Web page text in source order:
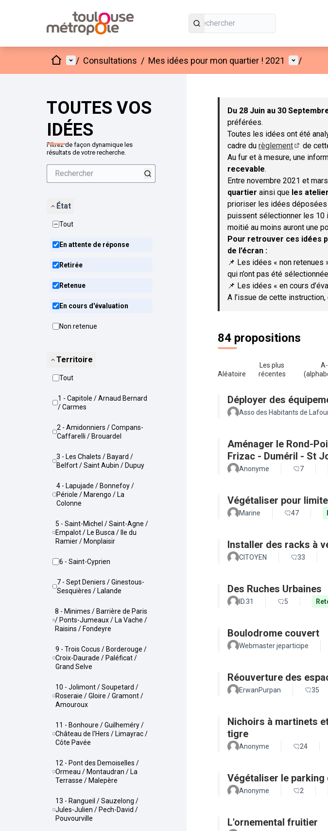
AccueilMenu principal
/ Consultations / Mes idées pour mon quartier ! 2021 Menu
/
TOUTES VOS
IDÉES
Filtrez de façon dynamique les
résultats de votre recherche.
État
Tout
En attente de réponse
Retirée
Retenue
En cours d'évaluation
Non retenue
Territoire
Tout
1 - Capitole / Arnaud Bernard
/ Carmes
2 - Amidonniers / Compans-
Caffarelli / Brouardel
3 - Les Chalets / Bayard /
Belfort / Saint Aubin / Dupuy
4 - Lapujade / Bonnefoy /
Périole / Marengo / La
Colonne
5 - Saint-Michel / Saint-Agne /
Empalot / Le Busca / Ile du
Ramier / Monplaisir
6 - Saint-Cyprien
7 - Sept Deniers / Ginestous-
Sesquières / Lalande
8 - Minimes / Barrière de Paris
/ Ponts-Jumeaux / La Vache /
Raisins / Fondeyre
9 - Trois Cocus / Borderouge /
Croix-Daurade / Paléficat /
Grand Selve
10 - Jolimont / Soupetard /
Roseraie / Gloire / Gramont /
Amouroux
11 - Bonhoure / Guilheméry /
Château de l'Hers / Limayrac /
Côte Pavée
12 - Pont des Demoiselles /
Ormeau / Montaudran / La
Terrasse / Malepère
13 - Rangueil / Sauzelong /
Jules-Julien / Pech-David /
Pouvourville
Passer la carte
Du 28 Juin au 30
préférées.
Toutes les idées ont été
cadre du règlement
(S'ouvre
de
Au fur et à mesure, une
recevable.
Entre novembre 2021 et
quartier ainsi que les
prioriser les idées déposées
puissent sélectionner les 10
moitié au moins auront une
Pour retrouver ces idées
de l’écran :
📌 Les idées « non
qui n’ont pas été
📌 Les idées « en cours
A l’issue de cette
84 propositions
Aléatoire
Les plus
récentes
Déployer des
Asso des Habitants de
Aménager le Rond-
Frizac - Duméril - St
Anonyme 7
Végétaliser pour
Marine 47
Installer des racks à
CITOYEN 33
Des Ruches Urbaines
ID.31 5
Boulodrome couvert
Webmaster jeparticipe
Réouverture des
ErwanPurpan 35
Nichoirs à martinets
tigre
Anonyme 24
Végétaliser le parking
Anonyme 2
L'ornemental fruitier